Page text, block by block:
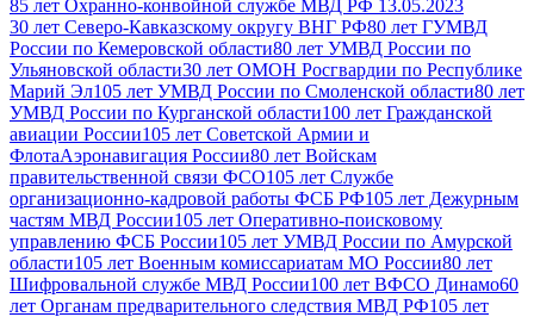
85 лет Охранно-конвойной службе МВД РФ 13.05.2023
30 лет Северо-Кавказскому округу ВНГ РФ80 лет ГУМВД
России по Кемеровской области80 лет УМВД России по
Ульяновской области30 лет ОМОН Росгвардии по Республике
Марий Эл105 лет УМВД России по Смоленской области80 лет
УМВД России по Курганской области100 лет Гражданской
авиации России105 лет Советской Армии и
ФлотаАэронавигация России80 лет Войскам
правительственной связи ФСО105 лет Службе
организационно-кадровой работы ФСБ РФ105 лет Дежурным
частям МВД России105 лет Оперативно-поисковому
управлению ФСБ России105 лет УМВД России по Амурской
области105 лет Военным комиссариатам МО России80 лет
Шифровальной службе МВД России100 лет ВФСО Динамо60
лет Органам предварительного следствия МВД РФ105 лет